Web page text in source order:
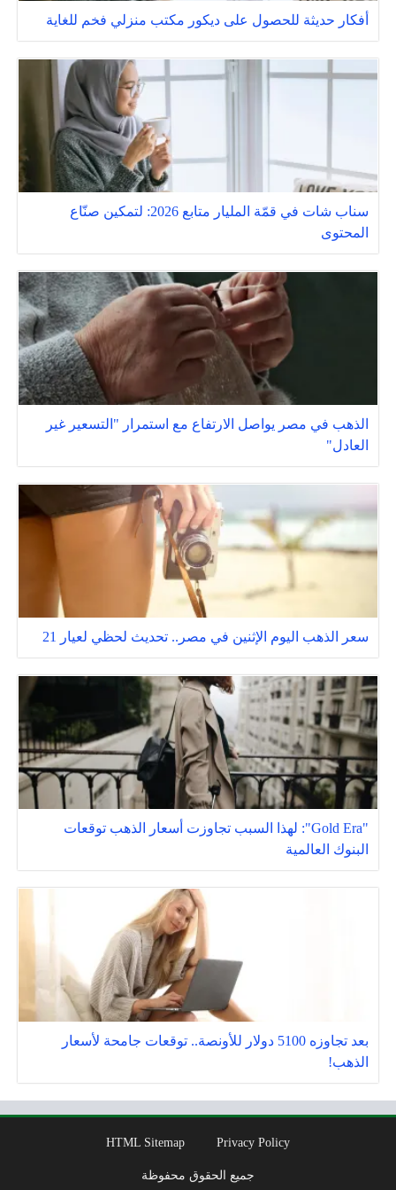
أفكار حديثة للحصول على ديكور مكتب منزلي فخم للغاية
سناب شات في قمّة المليار متابع 2026: لتمكين صنّاع
المحتوى
الذهب في مصر يواصل الارتفاع مع استمرار "التسعير غير
العادل"
سعر الذهب اليوم الإثنين في مصر.. تحديث لحظي لعيار 21
"Gold Era": لهذا السبب تجاوزت أسعار الذهب توقعات
البنوك العالمية
بعد تجاوزه 5100 دولار للأونصة.. توقعات جامحة لأسعار
الذهب!
Privacy Policy
HTML Sitemap
جميع الحقوق محفوظة